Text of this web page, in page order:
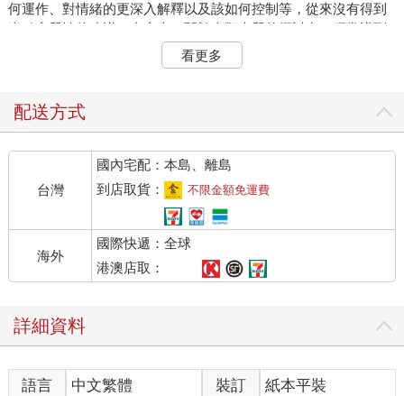
何運作、對情緒的更深入解釋以及該如何控制等，從來沒有得到
半點實質性的建議。事實上，關於人類本質的探討中，經常講到
我們與器械是如何地相似。在本書的第一章裡，將討論到這為什
麼是極具毀滅性的思維模式。
甚至不知道自己為什麼會出現這樣的感受。我只知道比起自信，
信地把握機會，我更常因為壓力而怯場。大約在我17歲到20歲出
頭時，我就跟絕大多數的人一樣，認為連試都不要試，就是遏止
內在焦慮與信心低落的最好方法。至少，這樣一來我就不會失
常，更不會經歷失敗。理所當然的，這樣的態度只導致我陷入了
更嚴重的自我脫節，並試圖透過藥物與酒精來控制這些感受。直
到我即將邁入30歲，才開始和自己重新接軌，並因此展開了一段
探索之旅，一段我希望自己於孩提時代，就能有人告訴我的旅
程。
了大學，結束十多年的教職工作，也恢復了生息。我親眼目睹現
代社會對年輕世代所造成的影響。在我開始教書時，教室裡根本
見不到智慧型手機，但在後來幾年，智慧型手機無所不在，還有
許多關於壓力、失眠與自我毀滅行為等等，吐不完的苦水。當
看更多
配送方式
台灣
國內宅配：本島、離島
到店取貨：
不限金額免運費
海外
國際快遞：全球
港澳店取：
詳細資料
語言 中文繁體 裝訂
紙本平裝